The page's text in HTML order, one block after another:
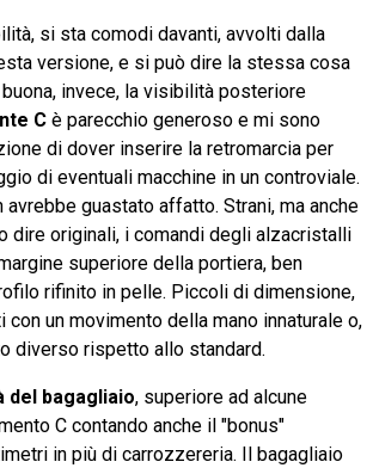
si sta comodi davanti, avvolti dalla
versione, e si può dire la stessa cosa
invece, la visibilità posteriore
C è parecchio generoso e mi sono
di dover inserire la retromarcia per
di eventuali macchine in un controviale.
avrebbe guastato affatto. Strani, ma anche
dire originali, i comandi degli alzacristalli
superiore della portiera, ben
rifinito in pelle. Piccoli di dimensione,
con un movimento della mano innaturale o,
diverso rispetto allo standard.
del bagagliaio, superiore ad alcune
C contando anche il "bonus"
in più di carrozzereria. Il bagagliaio